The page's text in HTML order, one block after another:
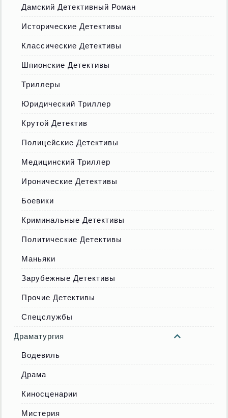
Дамский Детективный Роман
Исторические Детективы
Классические Детективы
Шпионские Детективы
Триллеры
Юридический Триллер
Крутой Детектив
Полицейские Детективы
Медицинский Триллер
Иронические Детективы
Боевики
Криминальные Детективы
Политические Детективы
Маньяки
Зарубежные Детективы
Прочие Детективы
Спецслужбы
Драматургия
Водевиль
Драма
Киносценарии
Мистерия